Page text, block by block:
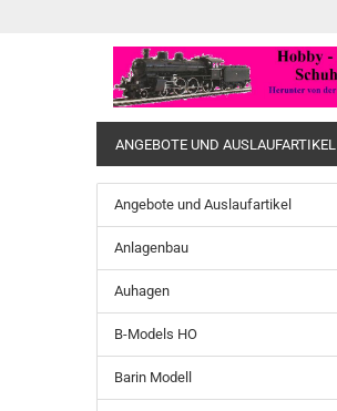
ANGEBOTE UND AUSLAUFARTIKEL
Angebote und Auslaufartikel
Anlagenbau
Auhagen
B-Models HO
Barin Modell